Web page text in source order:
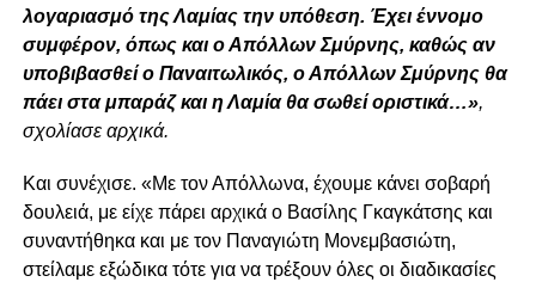
λογαριασμό της Λαμίας την υπόθεση. Έχει έννομο
συμφέρον, όπως και ο Απόλλων Σμύρνης, καθώς αν
υποβιβασθεί ο Παναιτωλικός, ο Απόλλων Σμύρνης θα
πάει στα μπαράζ και η Λαμία θα σωθεί οριστικά…»,
σχολίασε αρχικά.
Και συνέχισε. «Με τον Απόλλωνα, έχουμε κάνει σοβαρή
δουλειά, με είχε πάρει αρχικά ο Βασίλης Γκαγκάτσης και
συναντήθηκα και με τον Παναγιώτη Μονεμβασιώτη,
στείλαμε εξώδικα τότε για να τρέξουν όλες οι διαδικασίες